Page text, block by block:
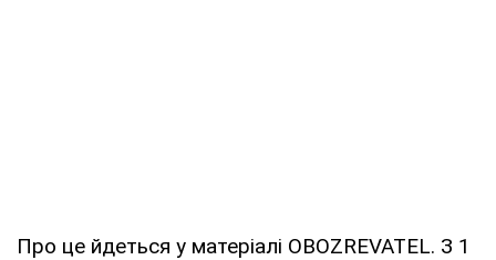
Про це йдеться у матеріалі OBOZREVATEL. З 1